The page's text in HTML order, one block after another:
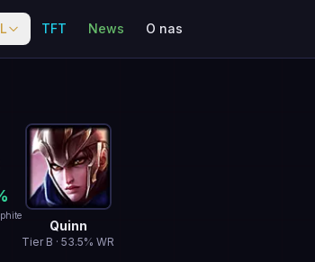
TFT News O nas
Quinn
Tier B · 53.5% WR